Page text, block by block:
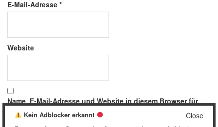
E-Mail-Adresse *
Website
Name, E-Mail-Adresse und Website in diesem Browser für
meinen nächsten Kommentar speichern.
Close
Kein Adblocker erkannt